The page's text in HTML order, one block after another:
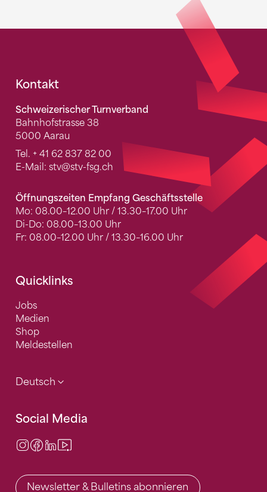
Fusszeile
Kontakt
Schweizerischer Turnverband
Bahnhofstrasse 38
5000 Aarau
Tel. + 41 62 837 82 00
E-Mail: stv@stv-fsg.ch
Öffnungszeiten Empfang Geschäftsstelle
Mo: 08.00–12.00 Uhr / 13.30–17.00 Uhr
Di-Do: 08.00–13.00 Uhr
Fr: 08.00–12.00 Uhr / 13.30–16.00 Uhr
Quicklinks
Jobs
Medien
Shop
Meldestellen
Deutsch
Social Media
Instagram
Facebook
LinkedIn
Newsletter & Bulletins abonnieren